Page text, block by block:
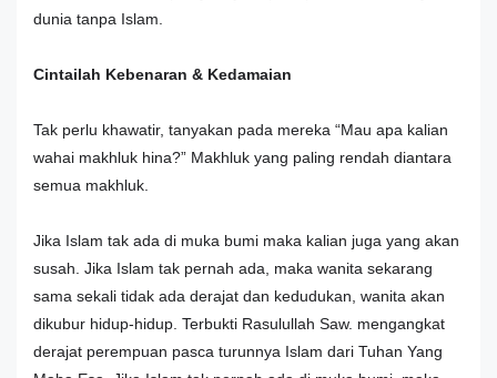
dunia tanpa Islam.
Cintailah Kebenaran & Kedamaian
Tak perlu khawatir, tanyakan pada mereka “Mau apa kalian
wahai makhluk hina?” Makhluk yang paling rendah diantara
semua makhluk.
Jika Islam tak ada di muka bumi maka kalian juga yang akan
susah. Jika Islam tak pernah ada, maka wanita sekarang
sama sekali tidak ada derajat dan kedudukan, wanita akan
dikubur hidup-hidup. Terbukti Rasulullah Saw. mengangkat
derajat perempuan pasca turunnya Islam dari Tuhan Yang